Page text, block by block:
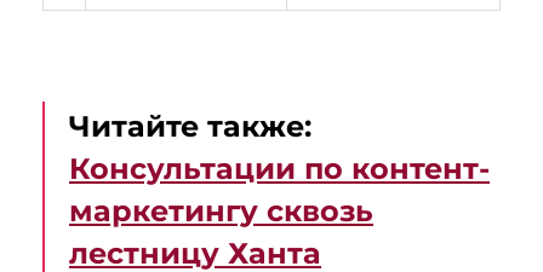
Читайте также:
Консультации по контент-
маркетингу сквозь
лестницу Ханта